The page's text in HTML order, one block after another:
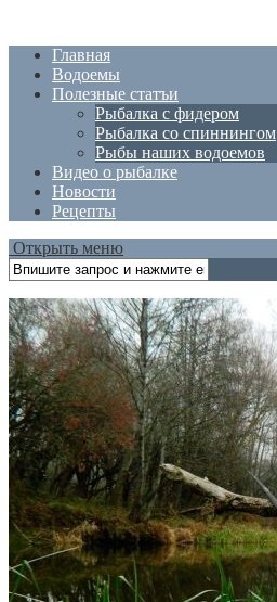
Главная
Водоемы
Полезные статъи
Рыбалка с фидером
Рыбалка со спиннингом
Рыбы наших водоемов
Видео о рыбалке
Новости
Рецепты
Открыть меню